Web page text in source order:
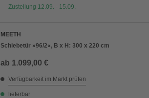
Zustellung 12.09. - 15.09.
MEETH
Schiebetür »96/2«, B x H: 300 x 220 cm
ab 1.099,00 €
Verfügbarkeit im Markt prüfen
lieferbar